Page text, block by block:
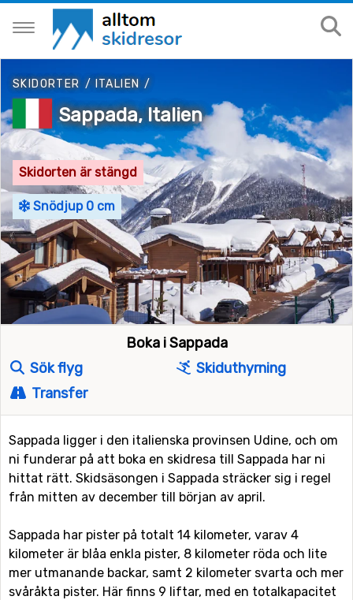
SKIDORTER / ITALIEN /
Sappada, Italien
Skidorten är stängd
Snödjup 0 cm
Boka i Sappada
Sök flyg
Skiduthyrning
Transfer
Sappada ligger i den italienska provinsen Udine, och om
ni funderar på att boka en skidresa till Sappada har ni
hittat rätt. Skidsäsongen i Sappada sträcker sig i regel
från mitten av december till början av april.
Sappada har pister på totalt 14 kilometer, varav 4
kilometer är blåa enkla pister, 8 kilometer röda och lite
mer utmanande backar, samt 2 kilometer svarta och mer
svåråkta pister. Här finns 9 liftar, med en totalkapacitet